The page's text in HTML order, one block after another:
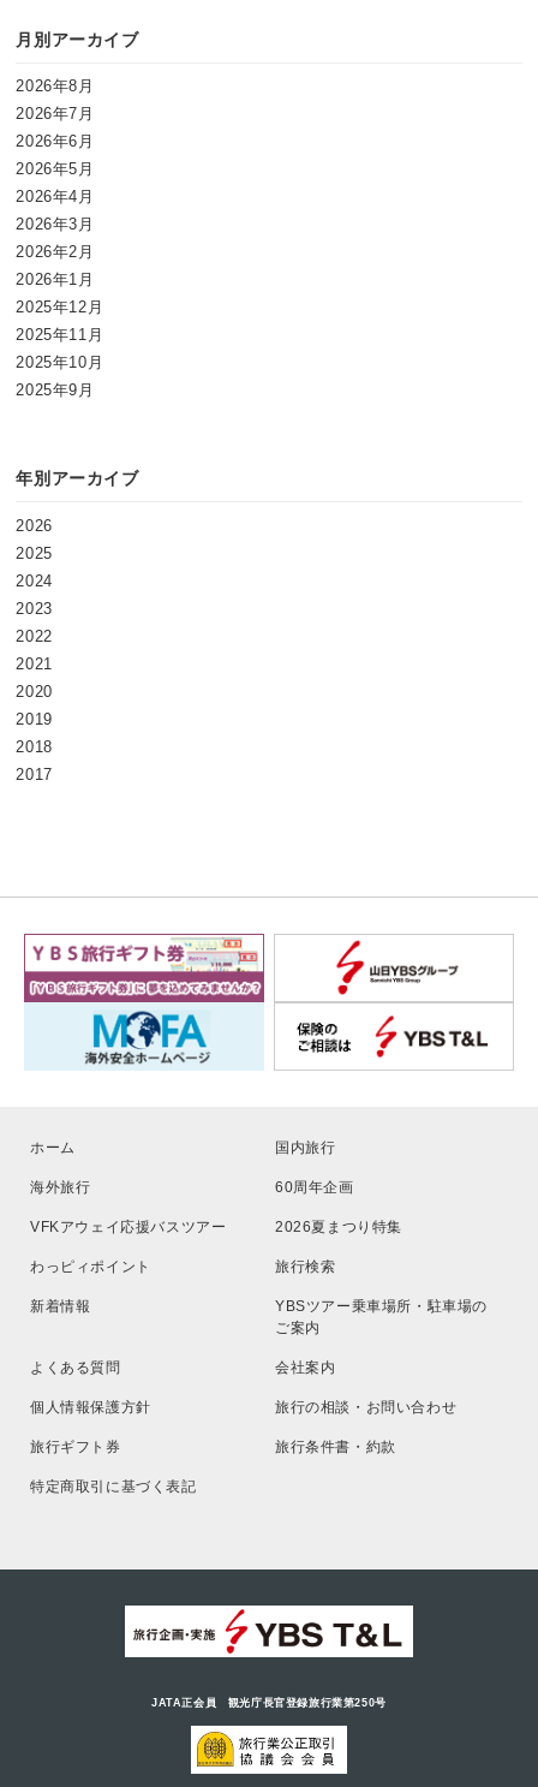
月別アーカイブ
2026年8月
2026年7月
2026年6月
2026年5月
2026年4月
2026年3月
2026年2月
2026年1月
2025年12月
2025年11月
2025年10月
2025年9月
年別アーカイブ
2026
2025
2024
2023
2022
2021
2020
2019
2018
2017
ホーム 国内旅行
海外旅行 60周年企画
VFKアウェイ応援バスツアー 2026夏まつり特集
わっピィポイント 旅行検索
新着情報
YBSツアー乗車場所・駐車場の
ご案内
よくある質問 会社案内
個人情報保護方針 旅行の相談・お問い合わせ
旅行ギフト券 旅行条件書・約款
特定商取引に基づく表記
JATA正会員 観光庁長官登録旅行業第250号